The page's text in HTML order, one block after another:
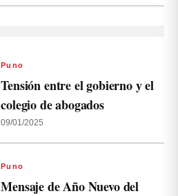
Puno
Tensión entre el gobierno y el
colegio de abogados
09/01/2025
Puno
Mensaje de Año Nuevo del